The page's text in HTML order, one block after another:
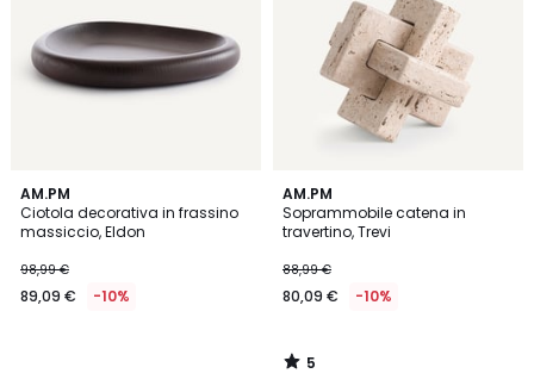
AM.PM
Ciotola decorativa in frassino
massiccio, Eldon
98,99 €
89,09 € -10%
AM.PM
Soprammobile catena in
travertino, Trevi
88,99 €
80,09 € -10%
5
/
5
5
/